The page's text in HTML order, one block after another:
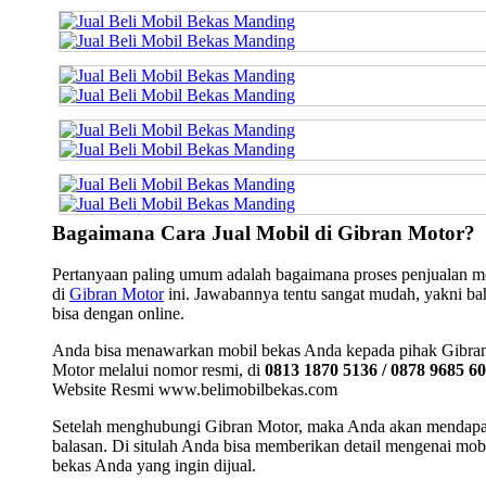
Bagaimana Cara Jual Mobil di Gibran Motor?
Pertanyaan paling umum adalah bagaimana proses penjualan
di Gibran Motorini. Jawabannya tentu sangat mudah, yakni
bisa dengan online.
Anda bisa menawarkan mobil bekas Anda kepada pihak
Motor melalui nomor resmi, di 0813 1870 5136 / 0878 9685
Website Resmi www.belimobilbekas.com
Setelah menghubungi Gibran Motor, maka Anda akan
balasan. Di situlah Anda bisa memberikan detail mengenai
bekas Anda yang ingin dijual.